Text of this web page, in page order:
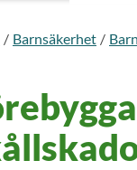
Barnsäkerhet